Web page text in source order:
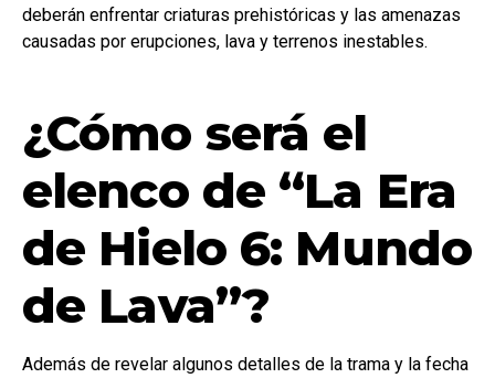
deberán enfrentar criaturas prehistóricas y las amenazas
causadas por erupciones, lava y terrenos inestables.
¿Cómo será el
elenco de “La Era
de Hielo 6: Mundo
de Lava”?
Además de revelar algunos detalles de la trama y la fecha